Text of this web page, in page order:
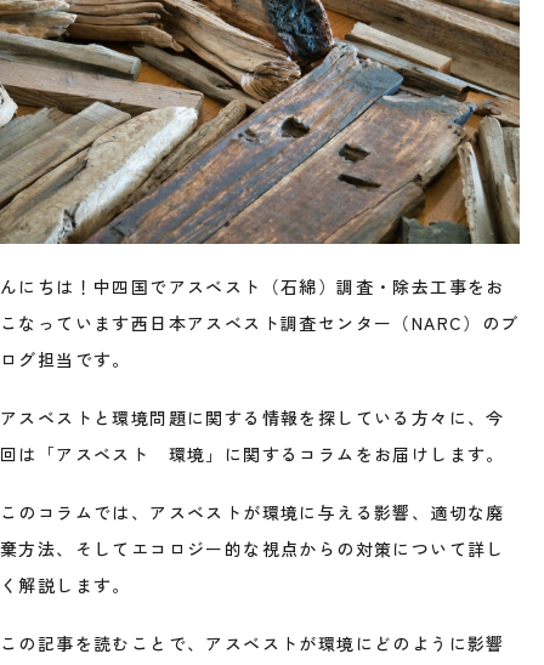
んにちは！中四国でアスベスト（石綿）調査・除去工事をお
こなっています西日本アスベスト調査センター（NARC）のブ
ログ担当です。
アスベストと環境問題に関する情報を探している方々に、今
回は「アスベスト 環境」に関するコラムをお届けします。
このコラムでは、アスベストが環境に与える影響、適切な廃
棄方法、そしてエコロジー的な視点からの対策について詳し
く解説します。
この記事を読むことで、アスベストが環境にどのように影響